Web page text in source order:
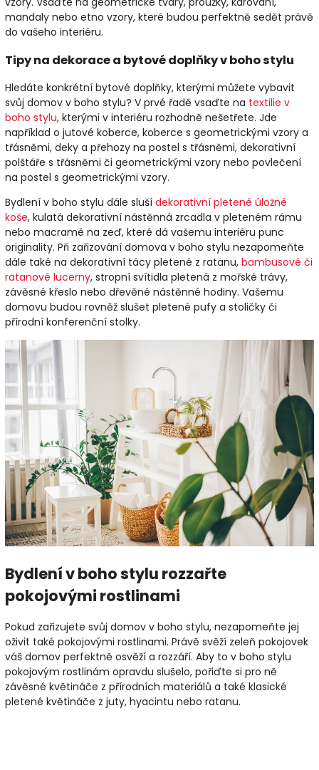
mandaly nebo etno vzory, které budou perfektně sedět právě
do vašeho interiéru.
Tipy na dekorace a bytové doplňky v boho stylu
Hledáte konkrétní bytové doplňky, kterými můžete vybavit
svůj domov v boho stylu? V prvé řadě vsaďte na textilie v
boho stylu, kterými v interiéru rozhodně nešetřete. Jde
například o jutové koberce, koberce s geometrickými vzory a
třásněmi, deky a přehozy na postel s třásněmi, dekorativní
polštáře s třásněmi či geometrickými vzory nebo povlečení
na postel s geometrickými vzory.
Bydlení v boho stylu dále sluší dekorativní pletené úložné
koše, kulatá dekorativní nástěnná zrcadla v pleteném rámu
nebo macramé na zeď, které dá vašemu interiéru punc
originality. Při zařizování domova v boho stylu nezapomeňte
dále také na dekorativní tácy pletené z ratanu, bambusové či
ratanové lucerny, stropní svítidla pletená z mořské trávy,
závěsné křeslo nebo dřevěné nástěnné hodiny. Vašemu
domovu budou rovněž slušet pletené pufy a stoličky či
přírodní konferenční stolky.
Bydlení v boho stylu rozzařte
pokojovými rostlinami
Pokud zařizujete svůj domov v boho stylu, nezapomeňte jej
oživit také pokojovými rostlinami. Právě svěží zeleň pokojovek
váš domov perfektně osvěží a rozzáří. Aby to v boho stylu
pokojovým rostlinám opravdu slušelo, pořiďte si pro ně
závěsné květináče z přírodních materiálů a také klasické
pletené květináče z juty, hyacintu nebo ratanu.